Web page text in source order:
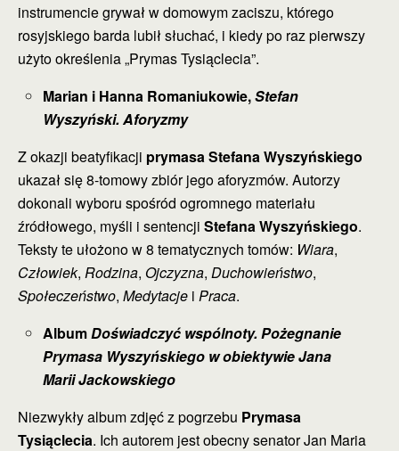
instrumencie grywał w domowym zaciszu, którego
rosyjskiego barda lubił słuchać, i kiedy po raz pierwszy
użyto określenia „Prymas Tysiąclecia”.
Marian i Hanna Romaniukowie,Stefan
Wyszyński. Aforyzmy
Z okazji beatyfikacji prymasa Stefana Wyszyńskiego
ukazał się 8-tomowy zbiór jego aforyzmów. Autorzy
dokonali wyboru spośród ogromnego materiału
źródłowego, myśli i sentencji Stefana Wyszyńskiego.
Teksty te ułożono w 8 tematycznych tomów: Wiara,
Człowiek, Rodzina, Ojczyzna, Duchowieństwo,
Społeczeństwo, Medytacje i Praca.
AlbumDoświadczyć wspólnoty. Pożegnanie
Prymasa Wyszyńskiego w obiektywie Jana
Marii Jackowskiego
Niezwykły album zdjęć z pogrzebu Prymasa
Tysiąclecia. Ich autorem jest obecny senator Jan Maria